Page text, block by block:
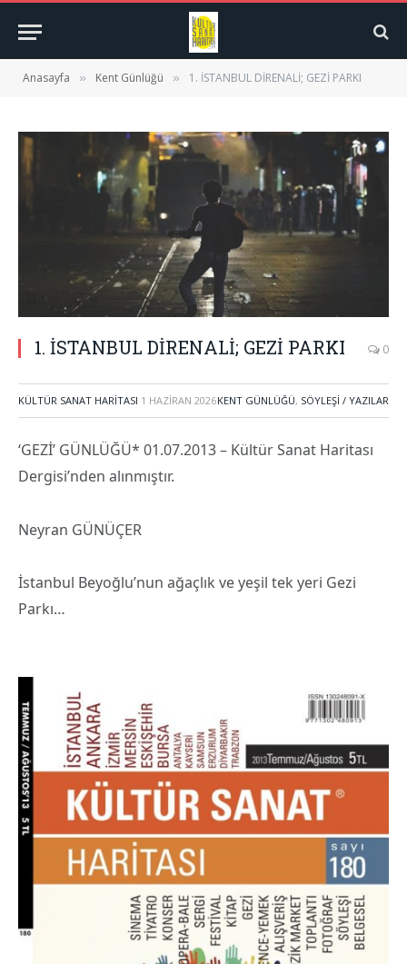
Anasayfa » Kent Günlüğü » 1. İSTANBUL DİRENALİ; GEZİ PARKI
1. İSTANBUL DİRENALİ; GEZİ PARKI 0
KÜLTÜR SANAT HARITASI 1 HAZIRAN 2026KENT GÜNLÜĞÜ, SÖYLEŞI / YAZILAR
‘GEZİ’ GÜNLÜĞÜ* 01.07.2013 – Kültür Sanat Haritası
Dergisi’nden alınmıştır.
Neyran GÜNÜÇER
İstanbul Beyoğlu’nun ağaçlık ve yeşil tek yeri Gezi
Parkı…